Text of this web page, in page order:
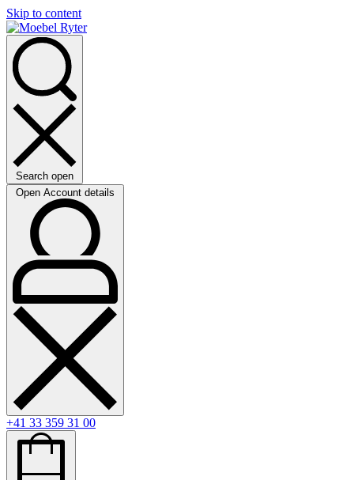
Skip to content
Search open
Open Account details
+41 33 359 31 00